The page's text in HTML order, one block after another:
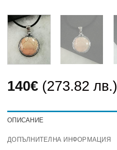
140€ (273.82 лв.)
ОПИСАНИЕ
ДОПЪЛНИТЕЛНА ИНФОРМАЦИЯ